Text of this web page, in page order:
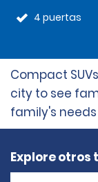
4 puertas
Compact
city to see
family's
Explore otros